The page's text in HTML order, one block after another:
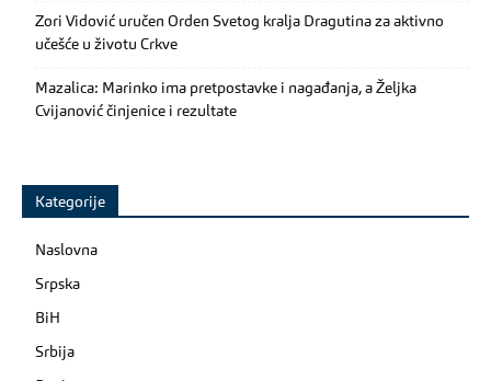
Zori Vidović uručen Orden Svetog kralja Dragutina za aktivno
učešće u životu Crkve
Mazalica: Marinko ima pretpostavke i nagađanja, a Željka
Cvijanović činjenice i rezultate
Kategorije
Naslovna
Srpska
BiH
Srbija